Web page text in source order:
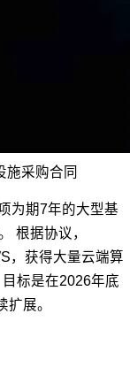
施采购合同
为期7年的大型基
根据协议，
，获得大量云端算
标是在2026年底
展。